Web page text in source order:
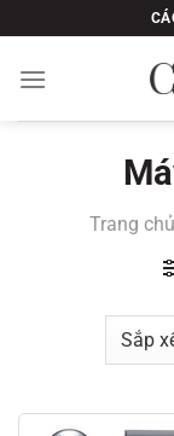
qua
nội
Trang chủ